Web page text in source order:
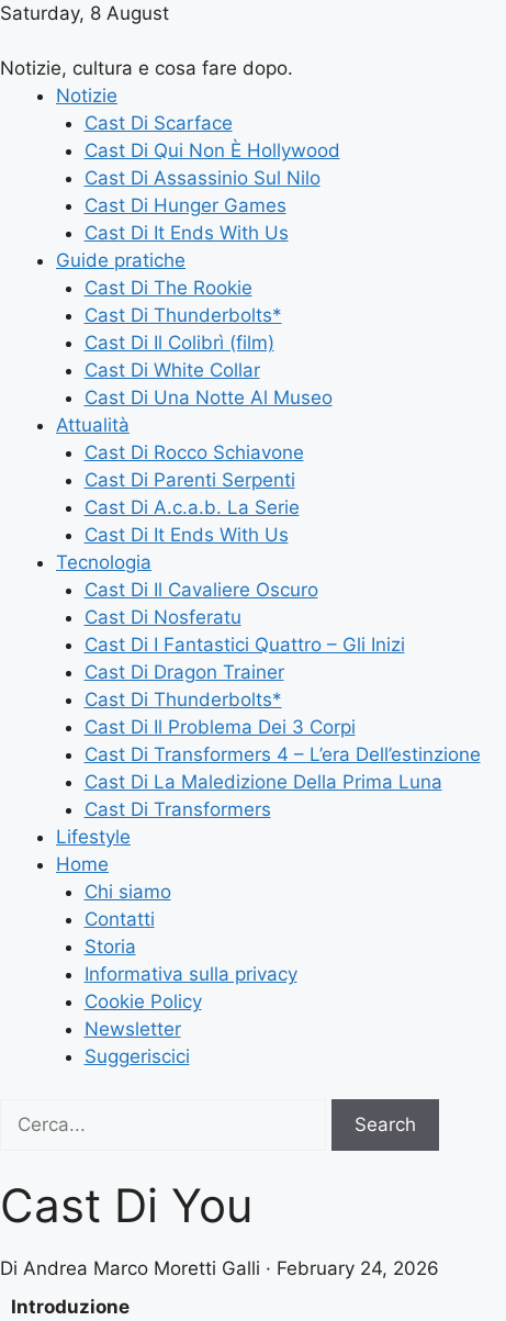
Saturday, 8 August
Notizie, cultura e cosa fare dopo.
Notizie
Cast Di Scarface
Cast Di Qui Non È Hollywood
Cast Di Assassinio Sul Nilo
Cast Di Hunger Games
Cast Di It Ends With Us
Guide pratiche
Cast Di The Rookie
Cast Di Thunderbolts*
Cast Di Il Colibrì (film)
Cast Di White Collar
Cast Di Una Notte Al Museo
Attualità
Cast Di Rocco Schiavone
Cast Di Parenti Serpenti
Cast Di A.c.a.b. La Serie
Cast Di It Ends With Us
Tecnologia
Cast Di Il Cavaliere Oscuro
Cast Di Nosferatu
Cast Di I Fantastici Quattro – Gli Inizi
Cast Di Dragon Trainer
Cast Di Thunderbolts*
Cast Di Il Problema Dei 3 Corpi
Cast Di Transformers 4 – L’era Dell’estinzione
Cast Di La Maledizione Della Prima Luna
Cast Di Transformers
Lifestyle
Home
Chi siamo
Contatti
Storia
Informativa sulla privacy
Cookie Policy
Newsletter
Suggeriscici
for:
Search
Cast Di You
Di Andrea Marco Moretti Galli · February 24, 2026
Introduzione